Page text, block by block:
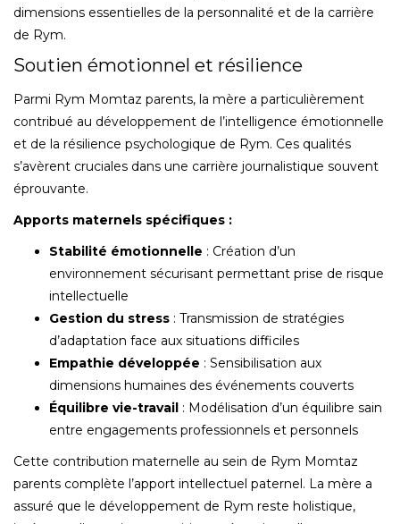
dimensions essentielles de la personnalité et de la carrière
de Rym.
Soutien émotionnel et résilience
Parmi Rym Momtaz parents, la mère a particulièrement
contribué au développement de l’intelligence émotionnelle
et de la résilience psychologique de Rym. Ces qualités
s’avèrent cruciales dans une carrière journalistique souvent
éprouvante.
Apports maternels spécifiques :
Stabilité émotionnelle : Création d’un
environnement sécurisant permettant prise de risque
intellectuelle
Gestion du stress : Transmission de stratégies
d’adaptation face aux situations difficiles
Empathie développée : Sensibilisation aux
dimensions humaines des événements couverts
Équilibre vie-travail : Modélisation d’un équilibre sain
entre engagements professionnels et personnels
Cette contribution maternelle au sein de Rym Momtaz
parents complète l’apport intellectuel paternel. La mère a
assuré que le développement de Rym reste holistique,